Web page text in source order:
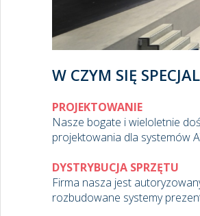
W CZYM SIĘ
PROJEKTOWANIE
Nasze bogate i wieloletnie
projektowania dla systemów
DYSTRYBUCJA SPRZĘTU
Firma nasza jest
rozbudowane systemy